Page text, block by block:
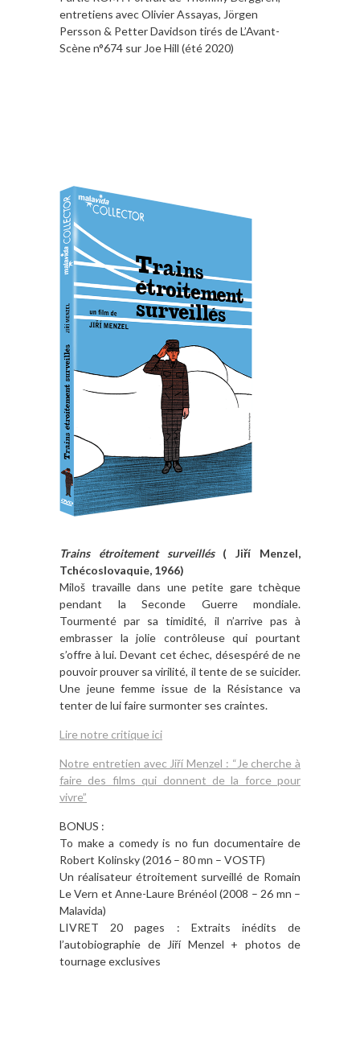
entretiens avec Olivier Assayas, Jörgen
Persson & Petter Davidson tirés de L’Avant-
Scène n°674 sur Joe Hill (été 2020)
Trains étroitement surveillés( Jiří Menzel,
Tchécoslovaquie, 1966)
Miloš travaille dans une petite gare tchèque
pendant la Seconde Guerre mondiale.
Tourmenté par sa timidité, il n’arrive pas à
embrasser la jolie contrôleuse qui pourtant
s’offre à lui. Devant cet échec, désespéré de ne
pouvoir prouver sa virilité, il tente de se suicider.
Une jeune femme issue de la Résistance va
tenter de lui faire surmonter ses craintes.
Lire notre critique ici
Notre entretien avec Jiří Menzel : “Je cherche à
faire des films qui donnent de la force pour
vivre”
BONUS :
To make a comedy is no fun documentaire de
Robert Kolinsky (2016 – 80 mn – VOSTF)
Un réalisateur étroitement surveillé de Romain
Le Vern et Anne-Laure Brénéol (2008 – 26 mn –
Malavida)
LIVRET 20 pages : Extraits inédits de
l’autobiographie de Jiří Menzel + photos de
tournage exclusives